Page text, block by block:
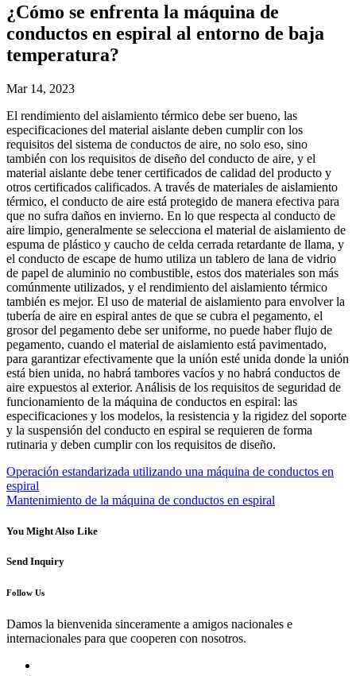
¿Cómo se enfrenta la máquina de
conductos en espiral al entorno de baja
temperatura?
Mar 14, 2023
El rendimiento del aislamiento térmico debe ser bueno, las
especificaciones del material aislante deben cumplir con los
requisitos del sistema de conductos de aire, no solo eso, sino
también con los requisitos de diseño del conducto de aire, y el
material aislante debe tener certificados de calidad del producto y
otros certificados calificados. A través de materiales de aislamiento
térmico, el conducto de aire está protegido de manera efectiva para
que no sufra daños en invierno. En lo que respecta al conducto de
aire limpio, generalmente se selecciona el material de aislamiento de
espuma de plástico y caucho de celda cerrada retardante de llama, y ​​
el conducto de escape de humo utiliza un tablero de lana de vidrio
de papel de aluminio no combustible, estos dos materiales son más
comúnmente utilizados, y el rendimiento del aislamiento térmico
también es mejor. El uso de material de aislamiento para envolver la
tubería de aire en espiral antes de que se cubra el pegamento, el
grosor del pegamento debe ser uniforme, no puede haber flujo de
pegamento, cuando el material de aislamiento está pavimentado,
para garantizar efectivamente que la unión esté unida donde la unión
está bien unida, no habrá tambores vacíos y no habrá conductos de
aire expuestos al exterior. Análisis de los requisitos de seguridad de
funcionamiento de la máquina de conductos en espiral: las
especificaciones y los modelos, la resistencia y la rigidez del soporte
y la suspensión del conducto en espiral se requieren de forma
rutinaria y deben cumplir con los requisitos de diseño.
Operación estandarizada utilizando una máquina de conductos en
espiral
Mantenimiento de la máquina de conductos en espiral
You Might Also Like
Send Inquiry
Follow Us
Damos la bienvenida sinceramente a amigos nacionales e
internacionales para que cooperen con nosotros.